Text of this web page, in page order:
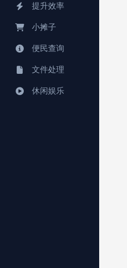
提升效率
小摊子
便民查询
文件处理
休闲娱乐